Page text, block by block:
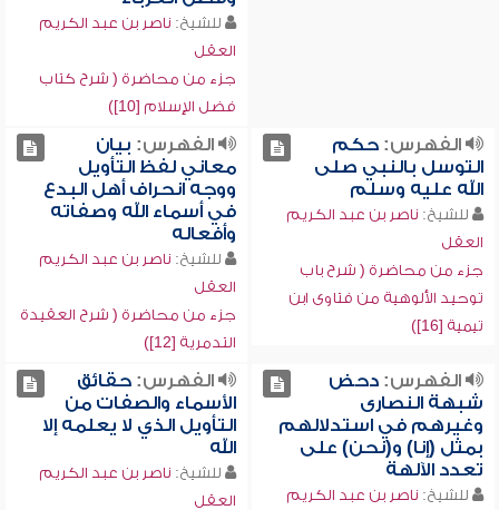
للشيخ: ناصر بن عبد الكريم
العقل
جزء من محاضرة ( شرح كتاب
فضل الإسلام [10])
الفهرس:حكم
التوسل بالنبي صلى
الله عليه وسلم
للشيخ: ناصر بن عبد الكريم
العقل
جزء من محاضرة ( شرح باب
توحيد الألوهية من فتاوى ابن
تيمية [16])
الفهرس: بيان
معاني لفظ التأويل
ووجه انحراف أهل البدع
في أسماء الله وصفاته
وأفعاله
للشيخ: ناصر بن عبد الكريم
العقل
جزء من محاضرة ( شرح العقيدة
التدمرية [12])
الفهرس:دحض
شبهة النصارى
وغيرهم في استدلالهم
بمثل (إنا) و(نحن) على
تعدد الآلهة
للشيخ: ناصر بن عبد الكريم
الفهرس:حقائق
الأسماء والصفات من
التأويل الذي لا يعلمه إلا
الله
للشيخ: ناصر بن عبد الكريم
العقل